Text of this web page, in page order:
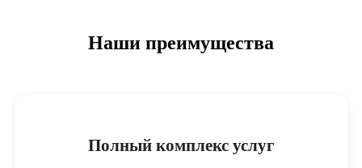
Наши преимущества
Полный комплекс услуг